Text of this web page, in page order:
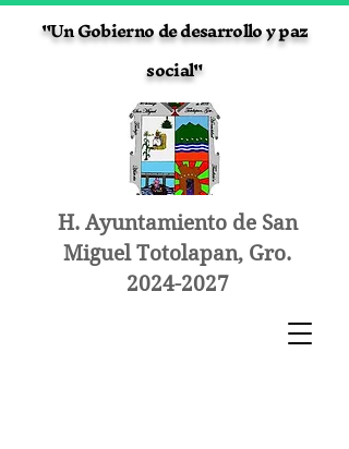
H. Ayuntamiento de San
Miguel Totolapan, Gro.
2024-2027
"Un Gobierno de desarrollo y paz
social"